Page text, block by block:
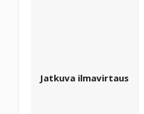
Jatkuva ilmavirtaus